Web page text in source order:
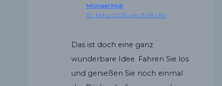
Michael Moll
10. März 2026 um 15:49 Uhr
Das ist doch eine ganz
wunderbare Idee. Fahren Sie los
und genießen Sie noch einmal